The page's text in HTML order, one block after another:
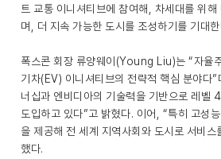
트 교통 이니셔티브에 참여해, 차세대를 위
며, 더 지속 가능한 도시를 조성하기를 기대
폭스콘 회장 류양웨이(Young Liu)는 “자율
기차(EV) 이니셔티브의 전략적 핵심 분야다
너십과 엔비디아의 기술력을 기반으로 레벨
도입하고 있다”고 밝혔다. 이어, “특히 고성
을 제공해 전 세계 지역사회와 도시로 서비스
했다.